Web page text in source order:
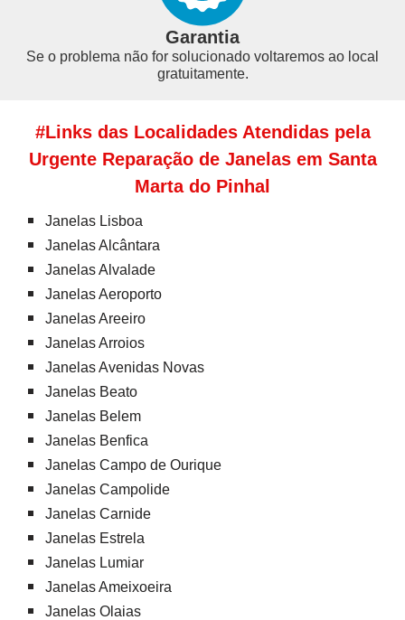
Garantia
Se o problema não for solucionado voltaremos ao local
gratuitamente.
#Links das Localidades Atendidas pela
Urgente Reparação de Janelas em Santa
Marta do Pinhal
Janelas Lisboa
Janelas Alcântara
Janelas Alvalade
Janelas Aeroporto
Janelas Areeiro
Janelas Arroios
Janelas Avenidas Novas
Janelas Beato
Janelas Belem
Janelas Benfica
Janelas Campo de Ourique
Janelas Campolide
Janelas Carnide
Janelas Estrela
Janelas Lumiar
Janelas Ameixoeira
Janelas Olaias